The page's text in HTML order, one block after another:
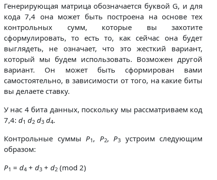
Генерирующая матрица обозначается буквой G, и для
кода 7,4 она может быть построена на основе тех
контрольных сумм, которые вы захотите
сформулировать, то есть то, как сейчас она будет
выглядеть, не означает, что это жесткий вариант,
который мы будем использовать. Возможен другой
вариант. Он может быть сформирован вами
самостоятельно, в зависимости от того, на какие биты
вы делаете ставку.
У нас 4 бита данных, поскольку мы рассматриваем код
7,4: d1 d2 d3 d4.
Контрольные суммы P1, P2, P3
устроим следующим
образом:
P1 = d4 + d3 + d2 (mod 2)